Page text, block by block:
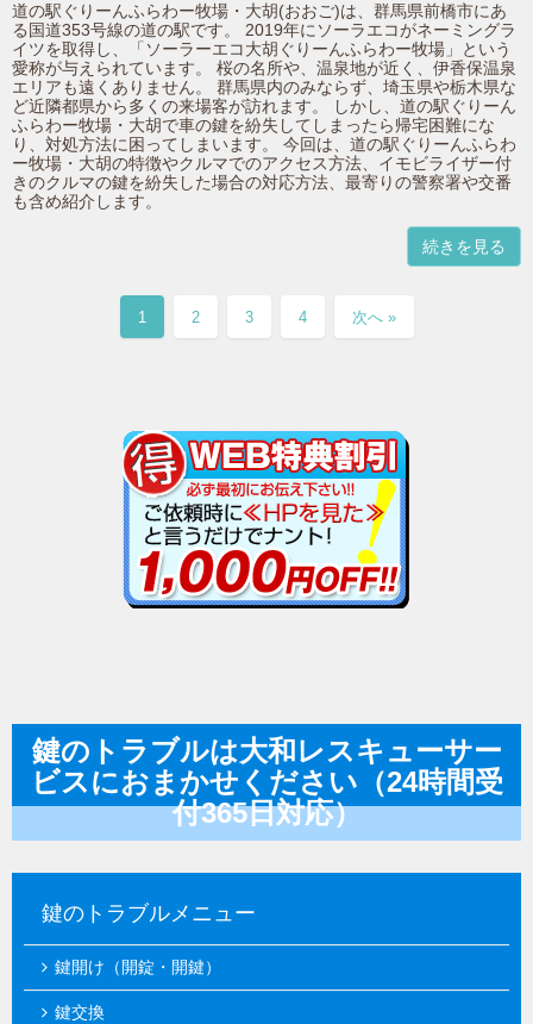
道の駅ぐりーんふらわー牧場・大胡(おおご)は、群馬県前橋市にあ
る国道353号線の道の駅です。 2019年にソーラエコがネーミングラ
イツを取得し、「ソーラーエコ大胡ぐりーんふらわー牧場」という
愛称が与えられています。 桜の名所や、温泉地が近く、伊香保温泉
エリアも遠くありません。 群馬県内のみならず、埼玉県や栃木県な
ど近隣都県から多くの来場客が訪れます。 しかし、道の駅ぐりーん
ふらわー牧場・大胡で車の鍵を紛失してしまったら帰宅困難にな
り、対処方法に困ってしまいます。 今回は、道の駅ぐりーんふらわ
ー牧場・大胡の特徴やクルマでのアクセス方法、イモビライザー付
きのクルマの鍵を紛失した場合の対応方法、最寄りの警察署や交番
も含め紹介します。
続きを見る
1 2 3 4 次へ »
鍵のトラブルは大和レスキューサー
ビスにおまかせください（24時間受
付365日対応）
鍵のトラブルメニュー
鍵開け（開錠・開鍵）
鍵交換